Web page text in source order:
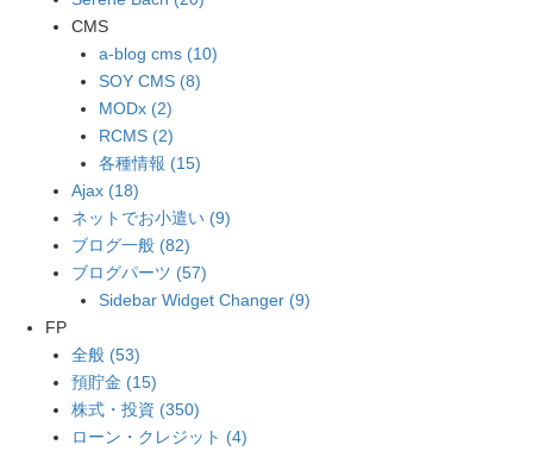
CMS
a-blog cms (10)
SOY CMS (8)
MODx (2)
RCMS (2)
各種情報 (15)
Ajax (18)
ネットでお小遣い (9)
ブログ一般 (82)
ブログパーツ (57)
Sidebar Widget Changer (9)
FP
全般 (53)
預貯金 (15)
株式・投資 (350)
ローン・クレジット (4)